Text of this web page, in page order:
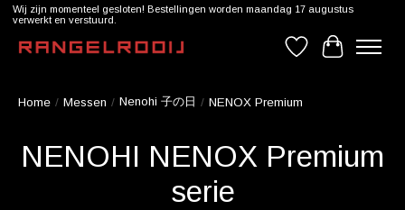
Wij zijn momenteel gesloten! Bestellingen worden maandag 17 augustus
verwerkt en verstuurd.
Verlanglijst
Home / Messen / Nenohi 子の日 / NENOX Premium
NENOHI NENOX Premium
serie